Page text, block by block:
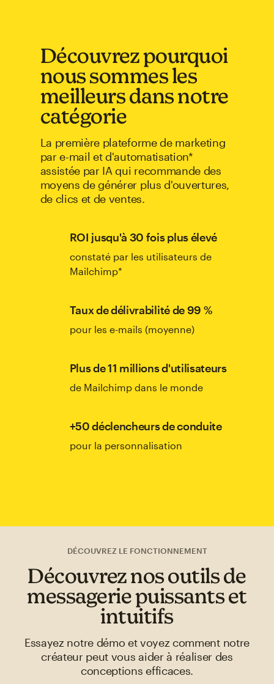
Découvrez pourquoi
nous sommes les
meilleurs dans notre
catégorie
La première plateforme de marketing
par e-mail et d'automatisation*
assistée par IA qui recommande des
moyens de générer plus d'ouvertures,
de clics et de ventes.
ROI jusqu'à 30 fois plus élevé
constaté par les utilisateurs de
Mailchimp*
Taux de délivrabilité de 99 %
pour les e-mails (moyenne)
Plus de 11 millions d'utilisateurs
de Mailchimp dans le monde
+50 déclencheurs de conduite
pour la personnalisation
DÉCOUVREZ LE FONCTIONNEMENT
Découvrez nos outils de
messagerie puissants et
intuitifs
Essayez notre démo et voyez comment notre
créateur peut vous aider à réaliser des
conceptions efficaces.